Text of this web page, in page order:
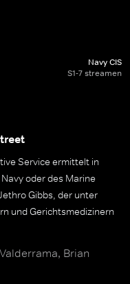
Navy CIS
S1-7 streamen
Service ermittelt in
oder des Marine
Gibbs, der unter
und Gerichtsmedizinern
Brian